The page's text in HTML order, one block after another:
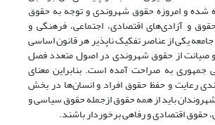
شده و امروزه حقوق شهروندی و توجه‌ به‌ حقوق
و آزادی‌های اقتصادی، اجتماعی‌، فرهنگی‌ و
یکی‌ از عناصر تفکیک‌ ناپذیر هر قانون اساسی‌
و صیانت‌ از حقوق شهروندی در اصول متعدد فصل‌
جمهوری به‌ صراحت‌ آمده است‌. بنابراین معنای
رعایت‌ و حفظ‌ حقوق افراد و انسان‌ها در بخش‌
باید از همه‌ حقوق ازجمله‌ حقوق سیاسی‌ و
حقوق اقتصادی و رفاهی برخوردار باشند.